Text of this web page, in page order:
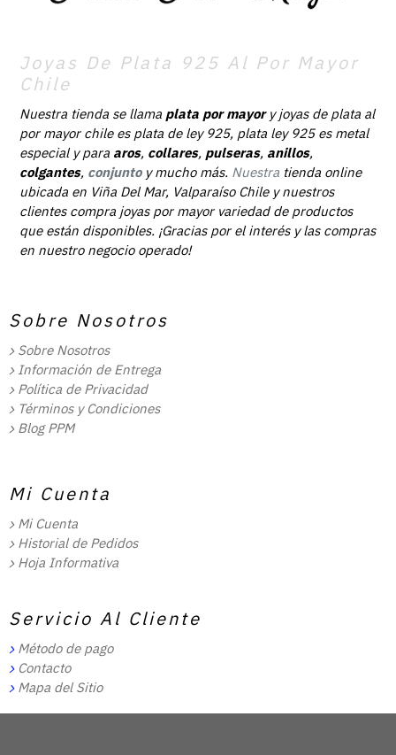
Joyas De Plata 925 Al Por Mayor
Chile
Nuestra tienda se llama plata por mayory joyas de plata al
por mayor chile es plata de ley 925, plata ley 925 es metal
especial y para aros, collares, pulseras, anillos,
colgantes, conjunto y mucho más. Nuestra tienda online
ubicada en Viña Del Mar, Valparaíso Chile y nuestros
clientes compra joyas por mayor variedad de productos
que están disponibles. ¡Gracias por el interés y las compras
en nuestro negocio operado!
Sobre Nosotros
Sobre Nosotros
Información de Entrega
Política de Privacidad
Términos y Condiciones
Blog PPM
Mi Cuenta
Mi Cuenta
Historial de Pedidos
Hoja Informativa
Servicio Al Cliente
Método de pago
Contacto
Mapa del Sitio